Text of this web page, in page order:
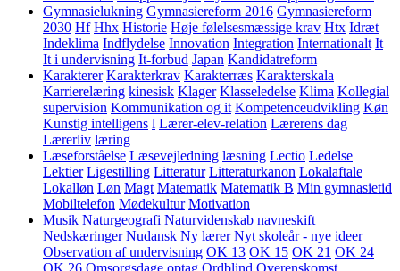
Gymnasielukning Gymnasiereform 2016 Gymnasiereform
2030 Hf Hhx Historie Høje følelsesmæssige krav Htx Idræt
Indeklima Indflydelse Innovation Integration Internationalt It
It i undervisning It-forbud Japan Kandidatreform
Karakterer Karakterkrav Karakterræs Karakterskala
Karrierelæring kinesisk Klager Klasseledelse Klima Kollegial
supervision Kommunikation og it Kompetenceudvikling Køn
Kunstig intelligens l Lærer-elev-relation Lærerens dag
Lærerliv læring
Læseforståelse Læsevejledning læsning Lectio Ledelse
Lektier Ligestilling Litteratur Litteraturkanon Lokalaftale
Lokalløn Løn Magt Matematik Matematik B Min gymnasietid
Mobiltelefon Mødekultur Motivation
Musik Naturgeografi Naturvidenskab navneskift
Nedskæringer Nudansk Ny lærer Nyt skoleår - nye ideer
Observation af undervisning OK 13 OK 15 OK 21 OK 24
OK 26 Omsorgsdage optag Ordblind Overenskomst